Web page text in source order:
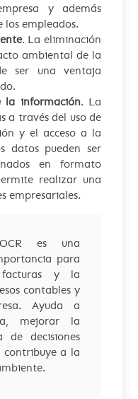
y además
los empleados.
. La eliminación
ambiental de la
ser una ventaja
la información. La
a través del uso de
y el acceso a la
datos pueden ser
en formato
realizar una
empresariales.
es una
para
y la
contables y
Ayuda a
mejorar la
de decisiones
contribuye a la